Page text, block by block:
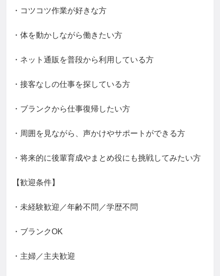
・コツコツ作業が好きな方
・体を動かしながら働きたい方
・ネット通販を普段から利用している方
・接客なしの仕事を探している方
・ブランクから仕事復帰したい方
・周囲を見ながら、声かけやサポートができる方
・将来的に後輩育成やまとめ役にも挑戦してみたい方
【歓迎条件】
・未経験歓迎／年齢不問／学歴不問
・ブランクOK
・主婦／主夫歓迎